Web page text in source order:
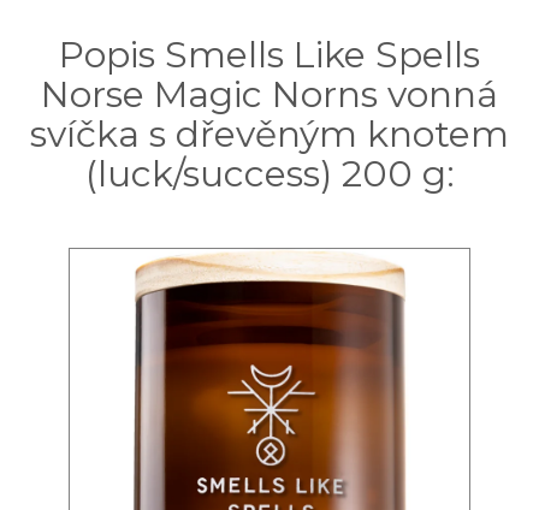
Popis Smells Like Spells
Norse Magic Norns vonná
svíčka s dřevěným knotem
(luck/success) 200 g: